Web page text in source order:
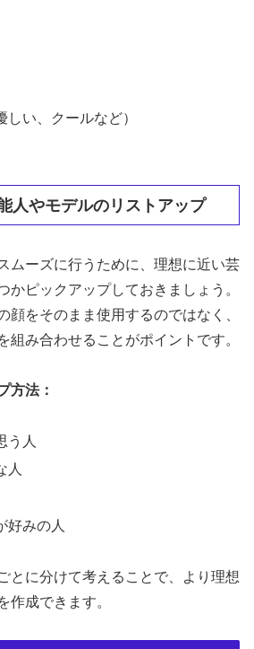
い、クールなど）
人やモデルのリストアップ
ムーズに行うために、理想に近い芸
かピックアップしておきましょう。
顔をそのまま使用するのではなく、
組み合わせることがポイントです。
方法：
う人
人
好みの人
とに分けて考えることで、より理想
作成できます。